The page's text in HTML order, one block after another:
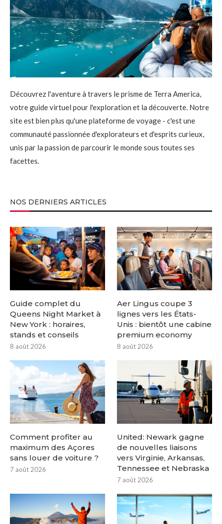
Découvrez l'aventure à travers le prisme de Terra America,
votre guide virtuel pour l'exploration et la découverte. Notre
site est bien plus qu'une plateforme de voyage - c'est une
communauté passionnée d'explorateurs et d'esprits curieux,
unis par la passion de parcourir le monde sous toutes ses
facettes.
NOS DERNIERS ARTICLES
Guide complet du
Queens Night Market à
New York : horaires,
stands et conseils
8 août 2026
Aer Lingus coupe 3
lignes vers les États-
Unis : bientôt une cabine
premium economy
8 août 2026
Comment profiter au
maximum des Açores
sans louer de voiture ?
7 août 2026
United: Newark gagne
de nouvelles liaisons
vers Virginie, Arkansas,
Tennessee et Nebraska
7 août 2026